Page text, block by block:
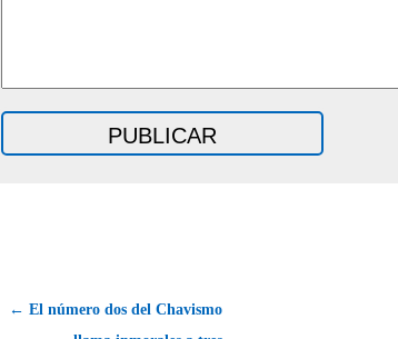
← El número dos del Chavismo